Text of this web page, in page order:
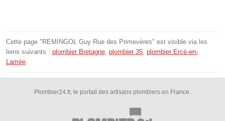
Cette page "REMINGOL Guy Rue des Primevères" est visible via les
liens suivants : plombier Bretagne plombier 35 plombier Ercé-en-
Lamée
Plombier24.fr, le portail des artisans plombiers en France.